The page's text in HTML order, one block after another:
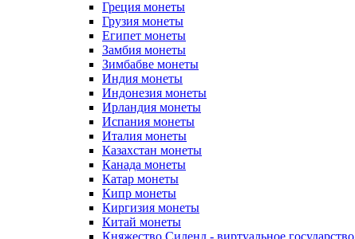
Греция монеты
Грузия монеты
Египет монеты
Замбия монеты
Зимбабве монеты
Индия монеты
Индонезия монеты
Ирландия монеты
Испания монеты
Италия монеты
Казахстан монеты
Канада монеты
Катар монеты
Кипр монеты
Киргизия монеты
Китай монеты
Княжество Силенд - виртуальное государство